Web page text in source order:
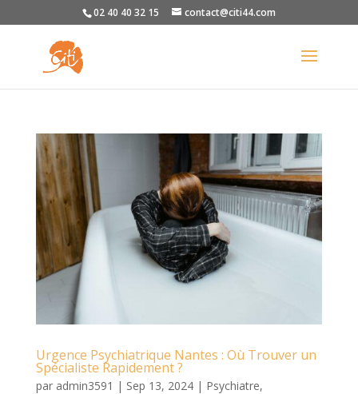
02 40 40 32 15 contact@citi44.com
Urgence Psychiatrique Nantes : Où Trouver un
Spécialiste Rapidement ?
par admin3591 | Sep 13, 2024| Psychiatre,